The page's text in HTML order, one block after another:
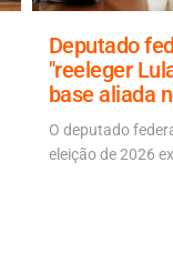
Deputado
"reeleger
base aliada
O deputado
eleição de 2026